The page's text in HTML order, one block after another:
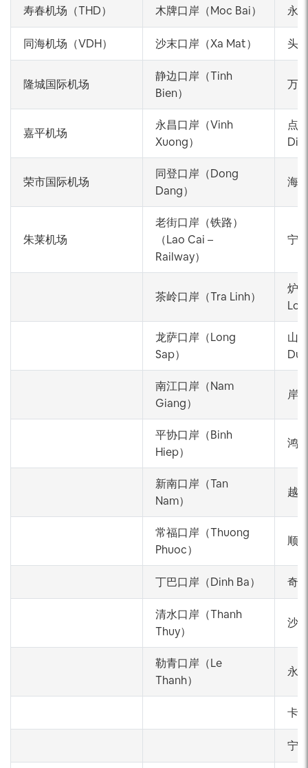
寿春机场（THD） 木牌口岸（Moc Bai） 永
同海机场（VDH） 沙末口岸（Xa Mat） 头
隆城国际机场
静边口岸（Tinh
Bien）
万
嘉平机场
永昌口岸（Vinh
Xuong）
点
荣市国际机场
同登口岸（Dong
Dang）
海
朱莱机场
老街口岸（铁路）
（Lao Cai –
Railway）
宁
茶岭口岸（Tra Linh）
炉
Lo
龙萨口岸（Long
Sap）
山
南江口岸（Nam
Giang）
岸
平协口岸（Binh
Hiep）
鸿
新南口岸（Tan
Nam）
越
常福口岸（Thuong
Phuoc）
顺
丁巴口岸（Dinh Ba） 奇
清水口岸（Thanh
Thuy）
沙
勒青口岸（Le
Thanh）
永
卡
宁